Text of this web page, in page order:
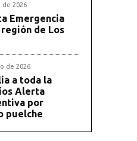
de 2026
Emergencia
de Los
de 2026
a toda la
Alerta
por
puelche